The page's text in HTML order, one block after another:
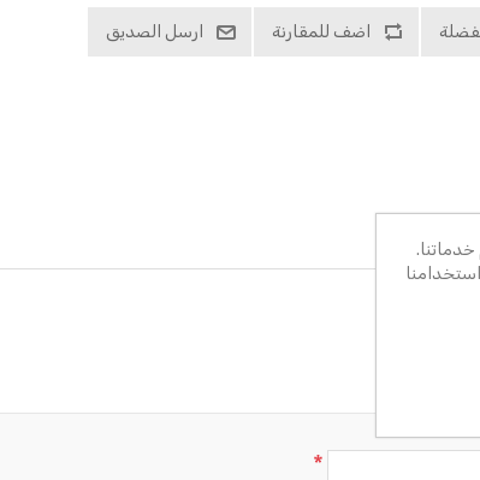
اضف للمقارنة ارسل الصديق
*